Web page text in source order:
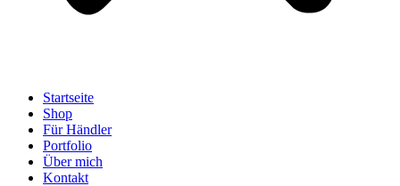
Startseite
Shop
Für Händler
Portfolio
Über mich
Kontakt